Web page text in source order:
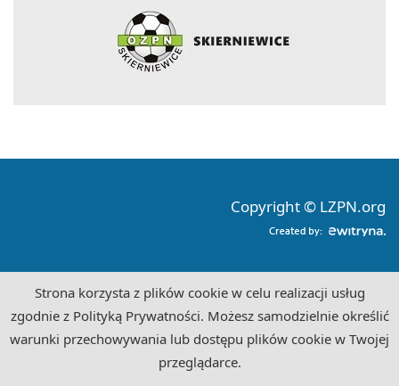
Copyright © LZPN.org
Strona korzysta z plików cookie w celu realizacji usług
zgodnie z Polityką Prywatności. Możesz samodzielnie określić
warunki przechowywania lub dostępu plików cookie w Twojej
przeglądarce.